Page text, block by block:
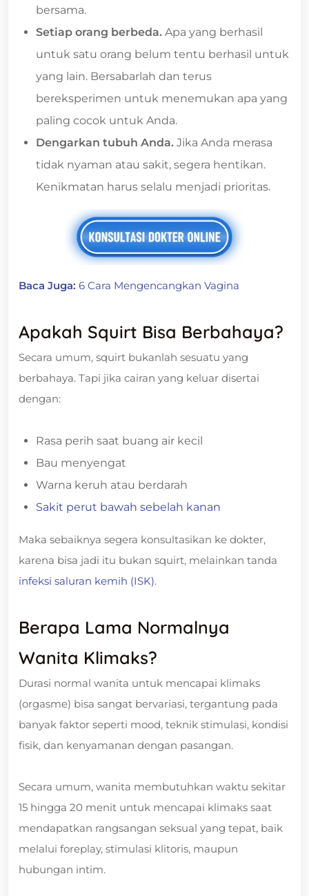
bersama.
Setiap orang berbeda. Apa yang berhasil
untuk satu orang belum tentu berhasil untuk
yang lain. Bersabarlah dan terus
bereksperimen untuk menemukan apa yang
paling cocok untuk Anda.
Dengarkan tubuh Anda. Jika Anda merasa
tidak nyaman atau sakit, segera hentikan.
Kenikmatan harus selalu menjadi prioritas.
Baca Juga: 6 Cara Mengencangkan Vagina
Apakah Squirt Bisa Berbahaya?
Secara umum, squirt bukanlah sesuatu yang
berbahaya. Tapi jika cairan yang keluar disertai
dengan:
Rasa perih saat buang air kecil
Bau menyengat
Warna keruh atau berdarah
Sakit perut bawah sebelah kanan
Maka sebaiknya segera konsultasikan ke dokter,
karena bisa jadi itu bukan squirt, melainkan tanda
infeksi saluran kemih (ISK).
Berapa Lama Normalnya
Wanita Klimaks?
Durasi normal wanita untuk mencapai klimaks
(orgasme) bisa sangat bervariasi, tergantung pada
banyak faktor seperti mood, teknik stimulasi, kondisi
fisik, dan kenyamanan dengan pasangan.
Secara umum, wanita membutuhkan waktu sekitar
15 hingga 20 menit untuk mencapai klimaks saat
mendapatkan rangsangan seksual yang tepat, baik
melalui foreplay, stimulasi klitoris, maupun
hubungan intim.